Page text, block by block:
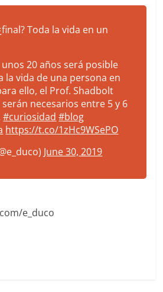
Toda la vida en un
20 años será posible
la vida de una persona en
ello, el Prof. Shadbolt
necesarios entre 5 y 6
#curiosidad #blog
https://t.co/1zHc9WSePO
June 30, 2019
e_duco